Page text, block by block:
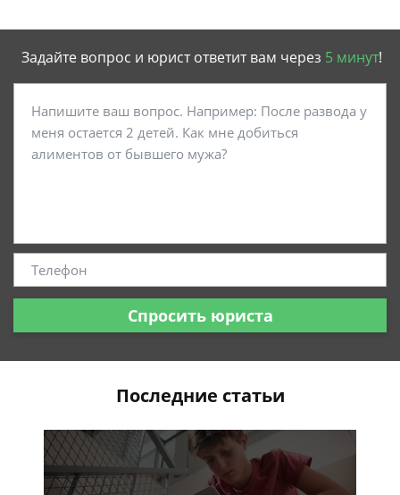
Задайте вопрос и юрист ответит вам через 5 минут!
Спросить юриста
Последние статьи